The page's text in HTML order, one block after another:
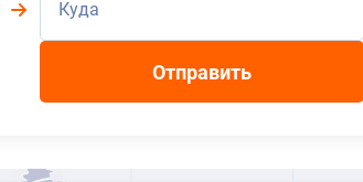
Отправить